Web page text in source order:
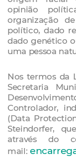
opinião
organização
político, dado
dado genético
uma pessoa
Nos termos da
Secretaria
Controlador,
(Data
Steindorfer,
através do
mail: